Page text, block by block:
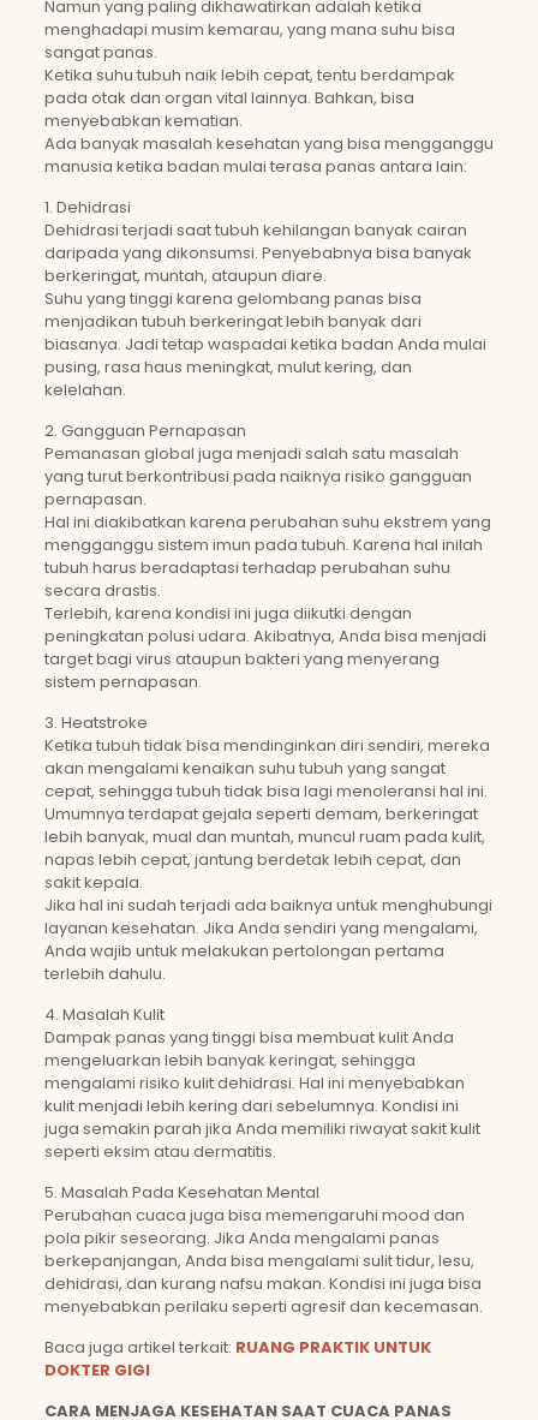
Namun yang paling dikhawatirkan adalah ketika
menghadapi musim kemarau, yang mana suhu bisa
sangat panas.
Ketika suhu tubuh naik lebih cepat, tentu berdampak
pada otak dan organ vital lainnya. Bahkan, bisa
menyebabkan kematian.
Ada banyak masalah kesehatan yang bisa mengganggu
manusia ketika badan mulai terasa panas antara lain:
1. Dehidrasi
Dehidrasi terjadi saat tubuh kehilangan banyak cairan
daripada yang dikonsumsi. Penyebabnya bisa banyak
berkeringat, muntah, ataupun diare.
Suhu yang tinggi karena gelombang panas bisa
menjadikan tubuh berkeringat lebih banyak dari
biasanya. Jadi tetap waspadai ketika badan Anda mulai
pusing, rasa haus meningkat, mulut kering, dan
kelelahan.
2. Gangguan Pernapasan
Pemanasan global juga menjadi salah satu masalah
yang turut berkontribusi pada naiknya risiko gangguan
pernapasan.
Hal ini diakibatkan karena perubahan suhu ekstrem yang
mengganggu sistem imun pada tubuh. Karena hal inilah
tubuh harus beradaptasi terhadap perubahan suhu
secara drastis.
Terlebih, karena kondisi ini juga diikutki dengan
peningkatan polusi udara. Akibatnya, Anda bisa menjadi
target bagi virus ataupun bakteri yang menyerang
sistem pernapasan.
3. Heatstroke
Ketika tubuh tidak bisa mendinginkan diri sendiri, mereka
akan mengalami kenaikan suhu tubuh yang sangat
cepat, sehingga tubuh tidak bisa lagi menoleransi hal ini.
Umumnya terdapat gejala seperti demam, berkeringat
lebih banyak, mual dan muntah, muncul ruam pada kulit,
napas lebih cepat, jantung berdetak lebih cepat, dan
sakit kepala.
Jika hal ini sudah terjadi ada baiknya untuk menghubungi
layanan kesehatan. Jika Anda sendiri yang mengalami,
Anda wajib untuk melakukan pertolongan pertama
terlebih dahulu.
4. Masalah Kulit
Dampak panas yang tinggi bisa membuat kulit Anda
mengeluarkan lebih banyak keringat, sehingga
mengalami risiko kulit dehidrasi. Hal ini menyebabkan
kulit menjadi lebih kering dari sebelumnya. Kondisi ini
juga semakin parah jika Anda memiliki riwayat sakit kulit
seperti eksim atau dermatitis.
5. Masalah Pada Kesehatan Mental
Perubahan cuaca juga bisa memengaruhi mood dan
pola pikir seseorang. Jika Anda mengalami panas
berkepanjangan, Anda bisa mengalami sulit tidur, lesu,
dehidrasi, dan kurang nafsu makan. Kondisi ini juga bisa
menyebabkan perilaku seperti agresif dan kecemasan.
Baca juga artikel terkait: RUANG PRAKTIK UNTUK
DOKTER GIGI
CARA MENJAGA KESEHATAN SAAT CUACA PANAS